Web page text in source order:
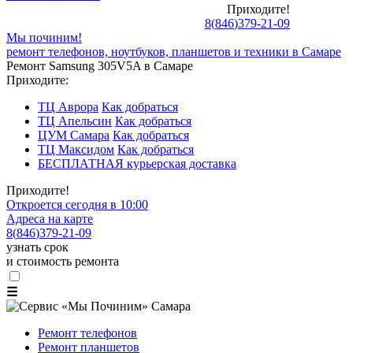
Приходите!
8(846)379-21-09
Мы починим!
ремонт телефонов, ноутбуков, планшетов и техники в Самаре
Ремонт Samsung 305V5A в Самаре
Приходите:
ТЦ Аврора Как добраться
ТЦ Апельсин Как добраться
ЦУМ Самара Как добраться
ТЦ Максидом Как добраться
БЕСПЛАТНАЯ курьерская доставка
Приходите!
Откроется сегодня в 10:00
Адреса на карте
8(846)379-21-09
узнать срок
и стоимость ремонта
☰
Ремонт телефонов
Ремонт планшетов